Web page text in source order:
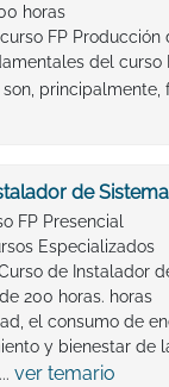
horas
FP
del curso
principalmente,
de
FP Presencial
Especializados
de Instalador
200 horas. horas
el consumo de
y bienestar de
ver temario